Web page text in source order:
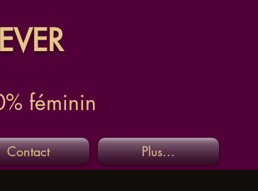
féminin
Contact Plus...